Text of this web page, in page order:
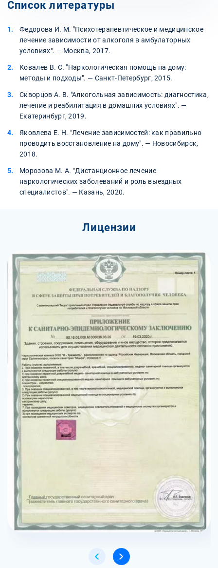
Список литературы
Федорова И. М. "Психотерапевтическое и медицинское
лечение зависимости от алкоголя в амбулаторных
условиях". — Москва, 2017.
Ковалев В. С. "Наркологическая помощь на дому:
методы и подходы". — Санкт-Петербург, 2015.
Скворцов А. В. "Алкогольная зависимость: диагностика,
лечение и реабилитация в домашних условиях". —
Екатеринбург, 2019.
Яковлева Е. Н. "Лечение зависимостей: как правильно
проводить восстановление на дому". — Новосибирск,
2018.
Морозова М. А. "Дистанционное лечение
наркологических заболеваний и роль выездных
специалистов". — Казань, 2020.
Лицензии